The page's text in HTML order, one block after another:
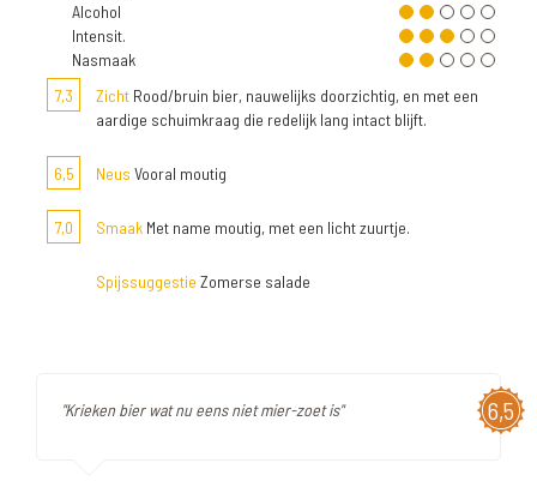
Alcohol
Intensit.
Nasmaak
7,3
Zicht Rood/bruin bier, nauwelijks doorzichtig, en met een
aardige schuimkraag die redelijk lang intact blijft.
6,5 Neus Vooral moutig
7,0 Smaak Met name moutig, met een licht zuurtje.
Spijssuggestie Zomerse salade
6,5
"Krieken bier wat nu eens niet mier-zoet is"